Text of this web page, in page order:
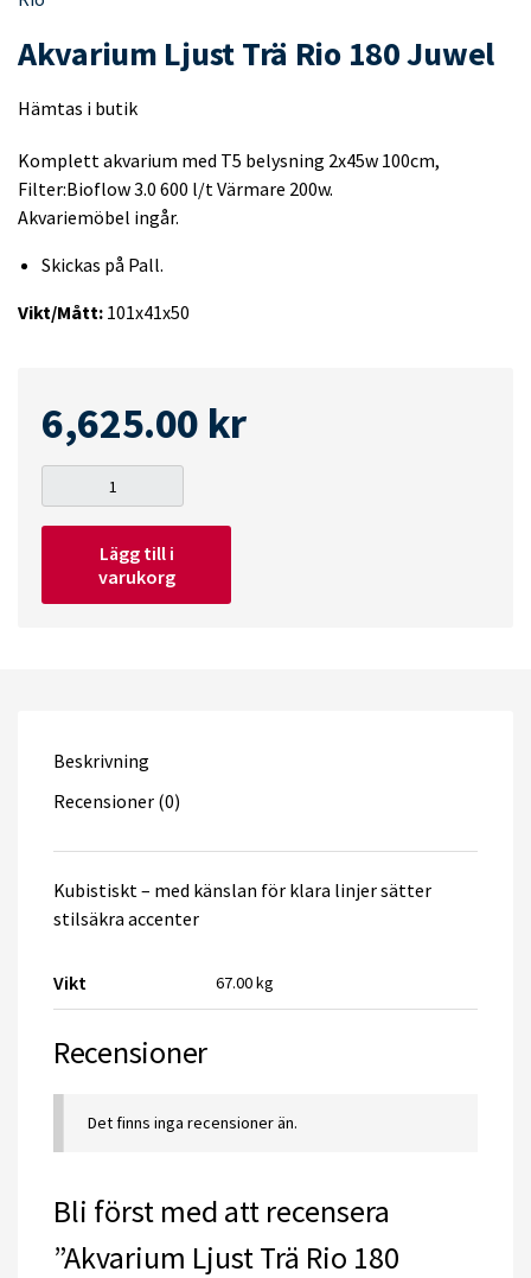
Akvarium Ljust Trä Rio 180 Juwel
Hämtas i butik
Komplett akvarium med T5 belysning 2x45w 100cm,
Filter:Bioflow 3.0 600 l/t Värmare 200w.
Akvariemöbel ingår.
Skickas på Pall.
Vikt/Mått: 101x41x50
6,625.00 kr
Akvarium
Ljust
Lägg till i
varukorg
Beskrivning
Recensioner (0)
Kubistiskt – med känslan för klara linjer sätter
stilsäkra accenter
Vikt 67.00 kg
Recensioner
Det finns inga recensioner än.
Bli först med att recensera
”Akvarium Ljust Trä Rio 180